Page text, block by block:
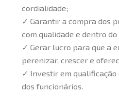
cordialidade;
✓ Garantir a compra dos
com qualidade e dentro
✓ Gerar lucro para que a
perenizar, crescer e
✓ Investir em
dos funcionários